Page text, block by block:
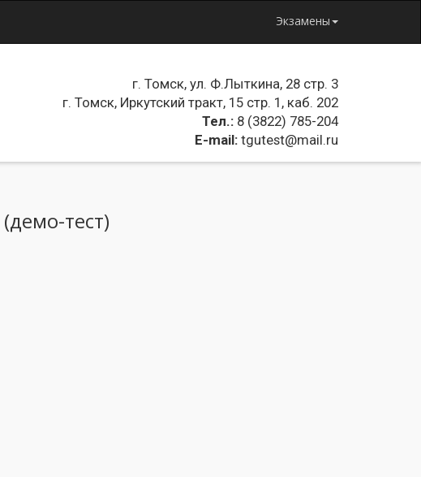
Экзамены
г. Томск, ул. Ф.Лыткина, 28 стр. 3
г. Томск, Иркутский тракт, 15 стр. 1, каб. 202
Тел.: 8 (3822) 785-204
E-mail: tgutest@mail.ru
тест)